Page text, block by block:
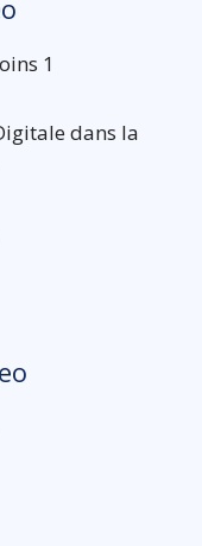
1
dans la